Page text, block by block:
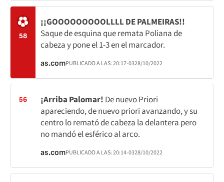
58
¡¡GOOOOOOOOOLLLL DE PALMEIRAS!!
Saque de esquina que remata Poliana de
cabeza y pone el 1-3 en el marcador.
as.comPUBLICADO A LAS:20:17-0328/10/2022
56 ¡Arriba Palomar! De nuevo Priori
apareciendo, de nuevo priori avanzando, y su
centro lo remató de cabeza la delantera pero
no mandó el esférico al arco.
as.comPUBLICADO A LAS:20:14-0328/10/2022